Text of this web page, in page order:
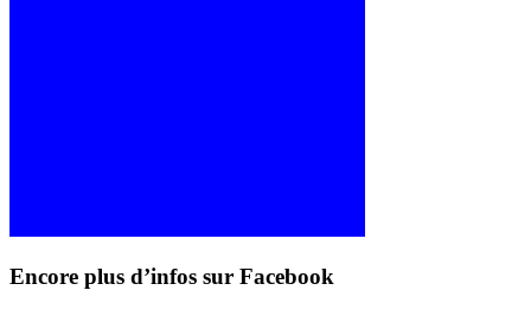
Encore plus d’infos sur Facebook